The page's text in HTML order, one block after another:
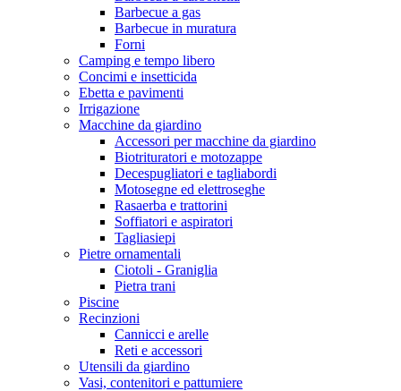
Barbecue a gas
Barbecue in muratura
Forni
Camping e tempo libero
Concimi e insetticida
Ebetta e pavimenti
Irrigazione
Macchine da giardino
Accessori per macchine da giardino
Biotrituratori e motozappe
Decespugliatori e tagliabordi
Motosegne ed elettroseghe
Rasaerba e trattorini
Soffiatori e aspiratori
Tagliasiepi
Pietre ornamentali
Ciotoli - Graniglia
Pietra trani
Piscine
Recinzioni
Cannicci e arelle
Reti e accessori
Utensili da giardino
Vasi, contenitori e pattumiere